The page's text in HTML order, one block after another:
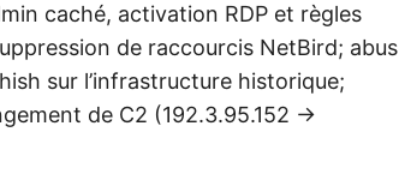
caché, activation RDP et règles
de raccourcis NetBird; abus
sur l’infrastructure historique;
de C2 (192.3.95.152 →